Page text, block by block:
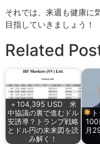
それでは、来週も健康に
目指していきましょう！
Related
＋104,395 USD 米
中協議の裏で進むドル
安誘導？トランプ戦略
とドル円の未来図を読
み解く！
月